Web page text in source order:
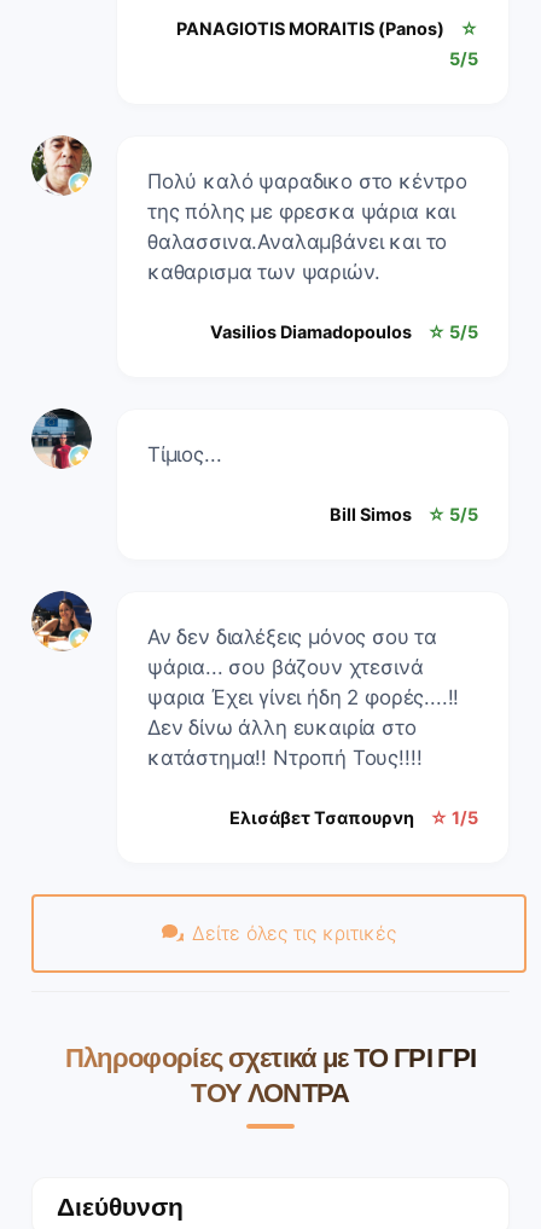
PANAGIOTIS MORAITIS (Panos)
☆
5/5
Πολύ καλό ψαραδικο στο κέντρο
της πόλης με φρεσκα ψάρια και
θαλασσινα.Αναλαμβάνει και το
καθαρισμα των ψαριών.
Vasilios Diamadopoulos ☆ 5/5
Τίμιος...
Bill Simos ☆ 5/5
Αν δεν διαλέξεις μόνος σου τα
ψάρια... σου βάζουν χτεσινά
ψαρια Έχει γίνει ήδη 2 φορές....!!
Δεν δίνω άλλη ευκαιρία στο
κατάστημα!! Ντροπή Τους!!!!
Ελισάβετ Τσαπουρνη ☆ 1/5
Δείτε όλες τις κριτικές
Πληροφορίες σχετικά με ΤΟ ΓΡΙ ΓΡΙ
ΤΟΥ ΛΟΝΤΡΑ
Διεύθυνση